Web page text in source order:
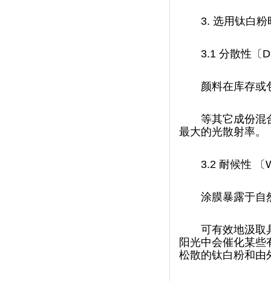
3. 选用钛白粉
3.1 分散性〔
颜料在库存或
等其它成份混
最大的光散射率。
3.2 耐候性 〔
涂膜暴露于自
可有效地汲取
阳光中会催化某些
松散的钛白粉和由